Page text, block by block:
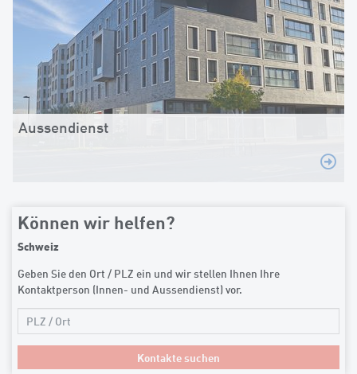
Aussendienst
Können wir helfen?
Schweiz
Geben Sie den Ort / PLZ ein und wir stellen Ihnen Ihre
Kontaktperson (Innen- und Aussendienst) vor.